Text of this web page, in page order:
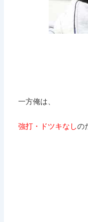
一方俺は、
強打・ドツキなしの